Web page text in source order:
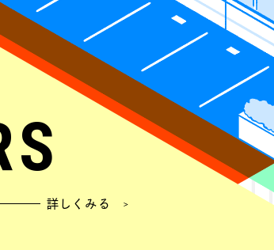
のコミュニケーション
ーベキュー、ご家族を
の特別なイベントを通
ます。
力を惜
きる職
います
詳しくみる